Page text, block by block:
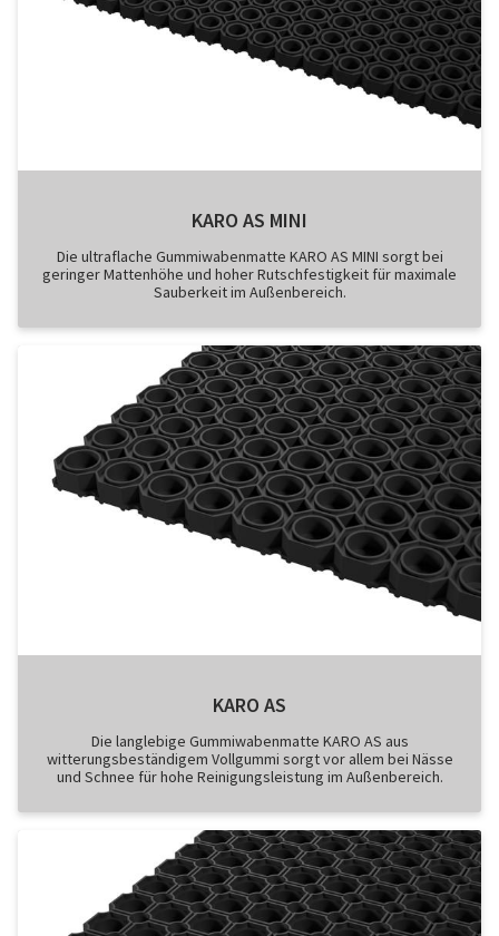
KARO AS MINI
Die ultraflache Gummiwabenmatte KARO AS MINI sorgt bei
geringer Mattenhöhe und hoher Rutschfestigkeit für maximale
Sauberkeit im Außenbereich.
KARO AS
Die langlebige Gummiwabenmatte KARO AS aus
witterungsbeständigem Vollgummi sorgt vor allem bei Nässe
und Schnee für hohe Reinigungsleistung im Außenbereich.